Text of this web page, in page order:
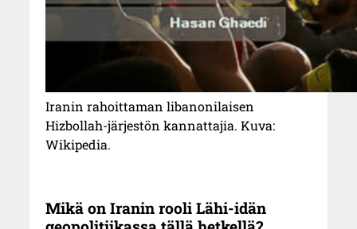
Iranin rahoittaman libanonilaisen
Hizbollah-järjestön kannattajia. Kuva:
Wikipedia.
Mikä on Iranin rooli Lähi-idän